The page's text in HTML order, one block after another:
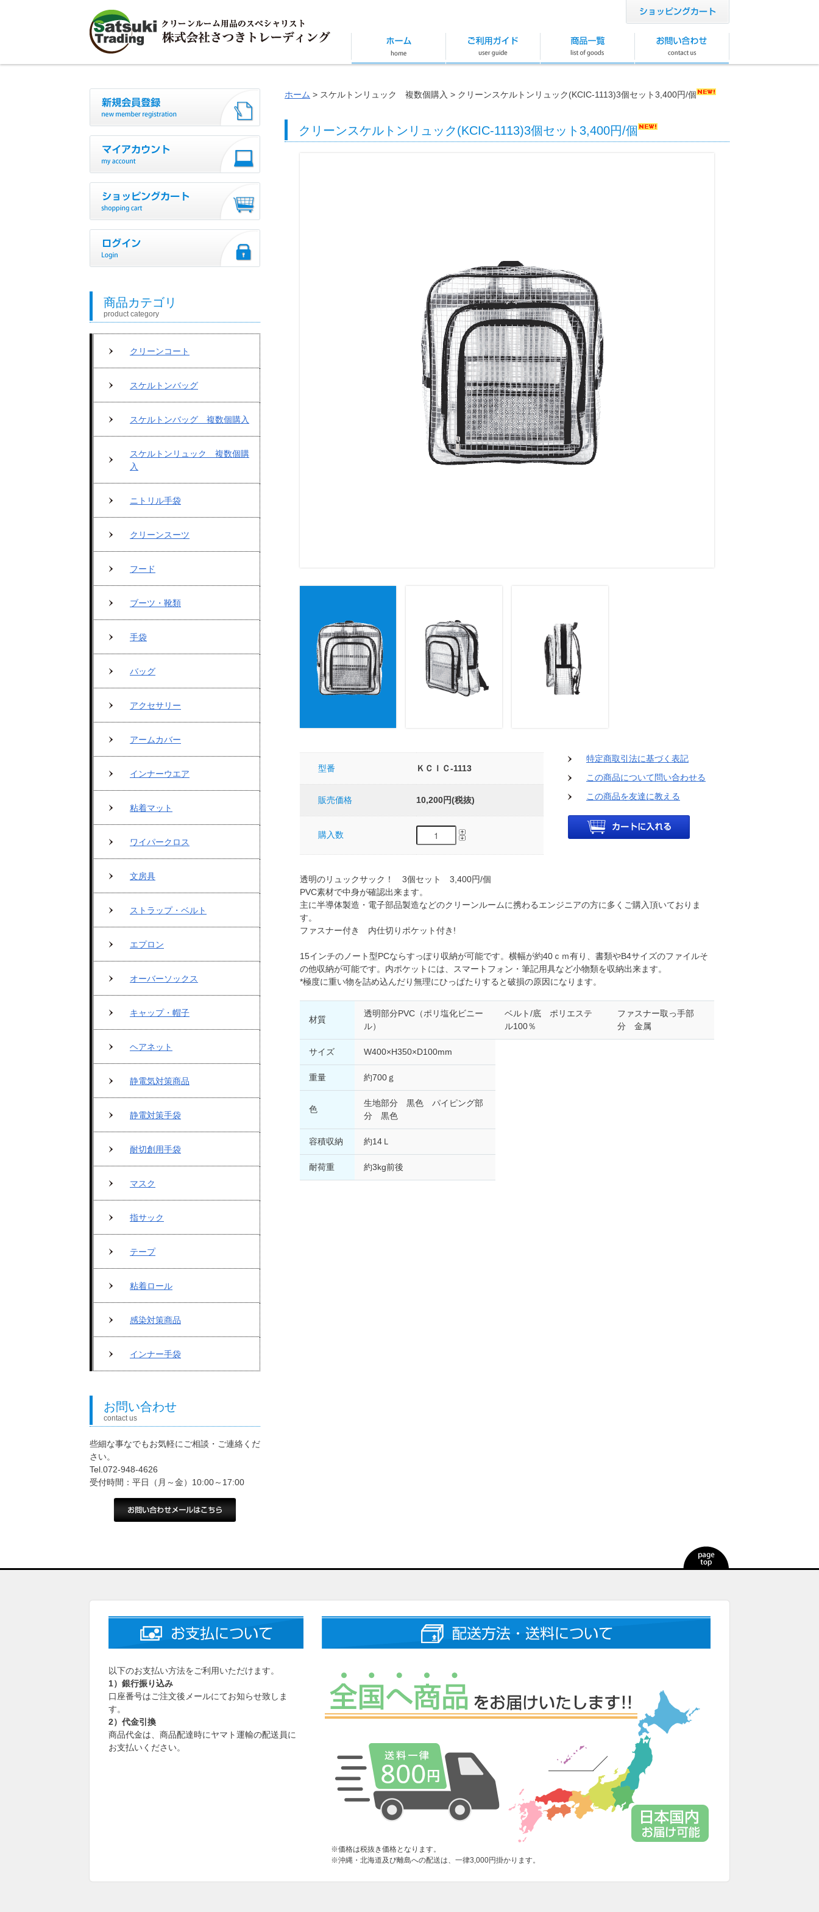
ホーム スケルトンリュック 複数個購入 クリーンスケルトンリュック(KCIC-1113)3個セット3,400円/個
クリーンスケルトンリュック(KCIC-1113)3個セット3,400円/個
型番 ＫＣＩＣ-1113
販売価格 10,200円(税抜)
購入数
特定商取引法に基づく表記
この商品について問い合わせる
この商品を友達に教える
透明のリュックサック！ 3個セット 3,400円/個
PVC素材で中身が確認出来ます。
主に半導体製造・電子部品製造などのクリーンルームに携わるエンジニアの方に多くご購入頂いておりま
す。
ファスナー付き 内仕切りポケット付き!
15インチのノート型PCならすっぽり収納が可能です。横幅が約40ｃｍ有り、書類やB4サイズのファイルそ
の他収納が可能です。内ポケットには、スマートフォン・筆記用具など小物類を収納出来ます。
*極度に重い物を詰め込んだり無理にひっぱたりすると破損の原因になります。
材質
透明部分PVC（ポリ塩化ビニー
ル）
ベルト/底 ポリエステ
ル100％
ファスナー取っ手部
分 金属
サイズ W400×H350×D100mm
重量 約700ｇ
色
生地部分 黒色 パイピング部
分 黒色
容積収納 約14Ｌ
耐荷重 約3kg前後
商品カテゴリ
product category
クリーンコート
スケルトンバッグ
スケルトンバッグ 複数個購入
スケルトンリュック 複数個購
入
ニトリル手袋
クリーンスーツ
フード
ブーツ・靴類
手袋
バッグ
アクセサリー
アームカバー
インナーウエア
粘着マット
ワイパークロス
文房具
ストラップ・ベルト
エプロン
オーバーソックス
キャップ・帽子
ヘアネット
静電気対策商品
静電対策手袋
耐切創用手袋
マスク
指サック
テープ
粘着ロール
感染対策商品
インナー手袋
お問い合わせ
contact us
些細な事なでもお気軽にご相談・ご連絡くだ
さい。
Tel.072-948-4626
受付時間：平日（月～金）10:00～17:00
以下のお支払い方法をご利用いただけます。
1）銀行振り込み
口座番号はご注文後メールにてお知らせ致しま
す。
2）代金引換
商品代金は、商品配達時にヤマト運輸の配送員に
お支払いください。
※価格は税抜き価格となります。
※沖縄・北海道及び離島への配送は、一律3,000円掛かります。